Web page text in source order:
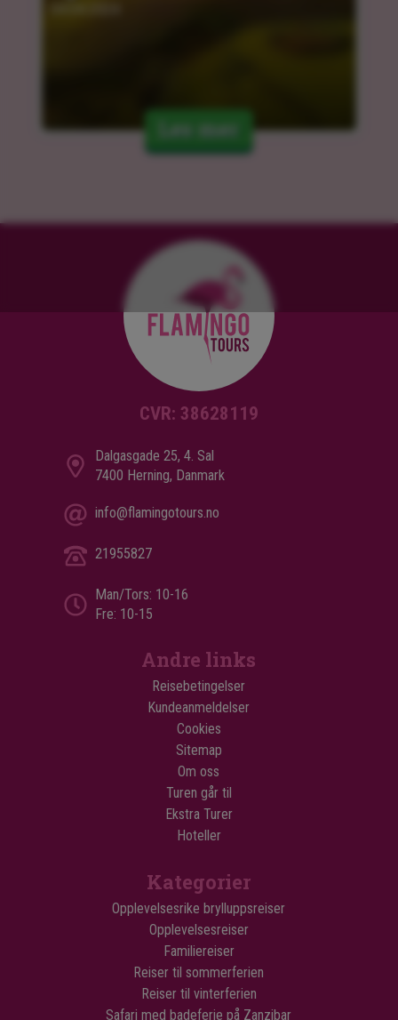
Les mer
CVR: 38628119
Dalgasgade 25, 4. Sal
7400 Herning, Danmark
info@flamingotours.no
21955827
Man/Tors: 10-16
Fre: 10-15
Andre links
Reisebetingelser
Kundeanmeldelser
Cookies
Sitemap
Om oss
Turen går til
Ekstra Turer
Hoteller
Kategorier
Opplevelsesrike brylluppsreiser
Opplevelsesreiser
Familiereiser
Reiser til sommerferien
Reiser til vinterferien
Safari med badeferie på Zanzibar